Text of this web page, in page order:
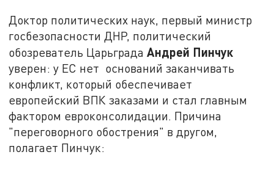
Доктор политических наук, первый министр
госбезопасности ДНР, политический
обозреватель ЦарьградаАндрей Пинчук
уверен: у ЕС нет оснований заканчивать
конфликт, который обеспечивает
европейский ВПК заказами и стал главным
фактором евроконсолидации. Причина
"переговорного обострения" в другом,
полагает Пинчук: